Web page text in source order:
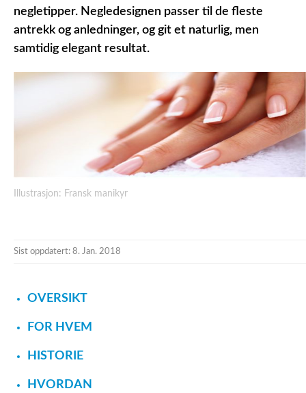
negletipper. Negledesignen passer til de fleste
antrekk og anledninger, og git et naturlig, men
samtidig elegant resultat.
Illustrasjon: Fransk manikyr
Sist oppdatert: 8. Jan. 2018
OVERSIKT
FOR HVEM
HISTORIE
HVORDAN